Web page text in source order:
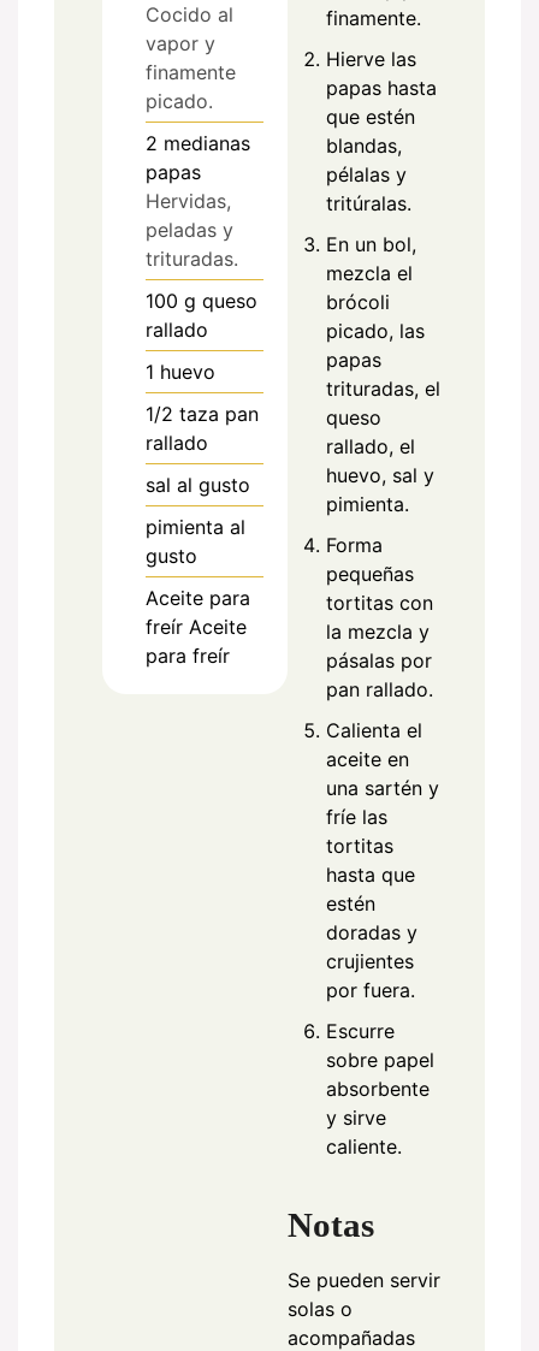
Cocido al
vapor y
finamente
picado.
2 medianas
papas
Hervidas,
peladas y
trituradas.
100 g queso
rallado
1 huevo
1/2 taza pan
rallado
sal al gusto
pimienta al
gusto
Aceite para
freír Aceite
para freír
finamente.
Hierve las
papas hasta
que estén
blandas,
pélalas y
tritúralas.
En un bol,
mezcla el
brócoli
picado, las
papas
trituradas, el
queso
rallado, el
huevo, sal y
pimienta.
Forma
pequeñas
tortitas con
la mezcla y
pásalas por
pan rallado.
Calienta el
aceite en
una sartén y
fríe las
tortitas
hasta que
estén
doradas y
crujientes
por fuera.
Escurre
sobre papel
absorbente
y sirve
caliente.
Notas
Se pueden servir
solas o
acompañadas